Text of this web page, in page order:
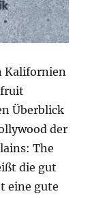
Kalifornien
Überblick
der
The
die gut
eine gute